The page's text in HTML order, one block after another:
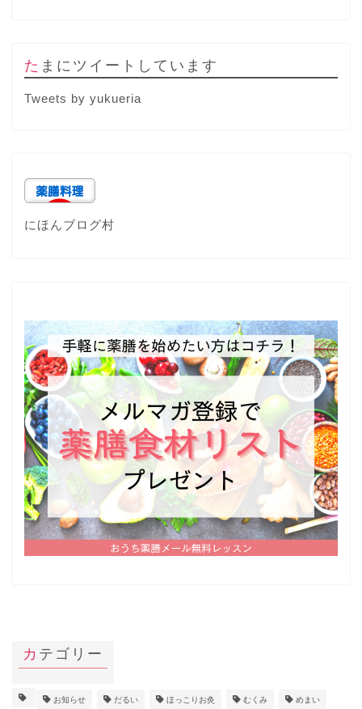
たまにツイートしています
Tweets by yukueria
にほんブログ村
カテゴリー
お知らせ だるい ほっこりお灸 むくみ めまい